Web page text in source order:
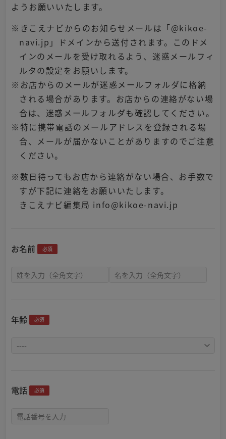
ようお願いいたします。
※きこえナビからのお知らせメールは「@kikoe-
navi.jp」ドメインから送付されます。このドメ
インのメールを受け取れるよう、迷惑メールフィ
ルタの設定をお願いします。
※お店からのメールが迷惑メールフォルダに格納
される場合があります。お店からの連絡がない場
合は、迷惑メールフォルダも確認してください。
※特に携帯電話のメールアドレスを登録される場
合、メールが届かないことがありますのでご注意
ください。
※数日待ってもお店から連絡がない場合、お手数で
すが下記に連絡をお願いいたします。
きこえナビ編集局 info@kikoe-navi.jp
お名前 必須
年齢 必須
電話 必須